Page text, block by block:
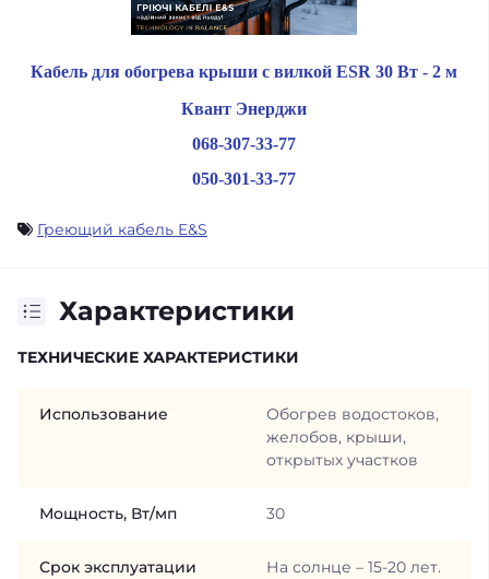
Кабель для обогрева крыши с вилкой ESR 30 Вт - 2 м
Квант Энерджи
068-307-33-77
050-301-33-77
Греющий кабель E&S
Характеристики
ТЕХНИЧЕСКИЕ ХАРАКТЕРИСТИКИ
Использование
Обогрев водостоков,
желобов, крыши,
открытых участков
Мощность, Вт/мп 30
Срок эксплуатации
На солнце – 15-20 лет.